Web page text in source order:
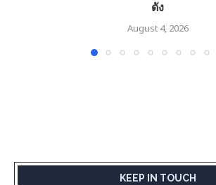
ดัง
August 4, 2026
KEEP IN TOUCH